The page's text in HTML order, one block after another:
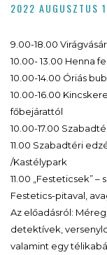
2022 AUGUSZTUS
9.00-18.00 Virágvásár
10.00- 13.00 Henna
10.00-14.00 Óriás
10.00-16.00
főbejárattól
10.00-17.00
11.00 Szabadtéri
/Kastélypark
11.00 „Festeticsek”
Festetics-pitaval,
Az előadásról:
detektívek,
valamint egy